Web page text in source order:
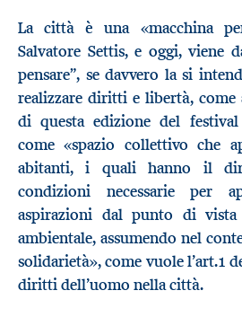
La città è una «macchina
Salvatore Settis, e oggi, viene
pensare”, se davvero la si
realizzare diritti e libertà,
di questa edizione del festival
come «spazio collettivo che
abitanti, i quali hanno il
condizioni necessarie per
aspirazioni dal punto di
ambientale, assumendo nel
solidarietà», come vuole l’art.1
diritti dell’uomo nella città.